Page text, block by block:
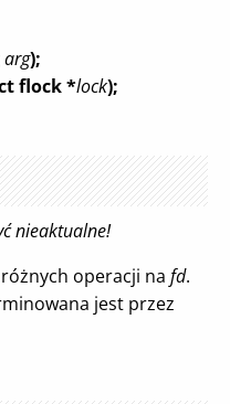
arg);
flock *lock);
nieaktualne!
operacji na fd.
jest przez